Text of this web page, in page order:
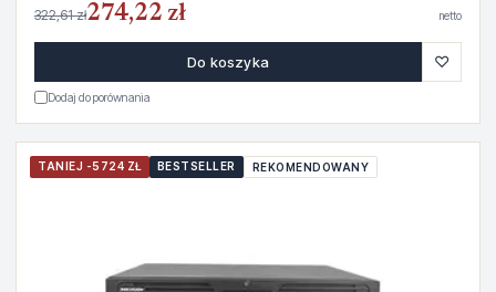
322,61 zł274,22 zł netto
Do koszyka ♡
Dodaj do porównania
TANIEJ -5724 ZŁ BESTSELLER REKOMENDOWANY